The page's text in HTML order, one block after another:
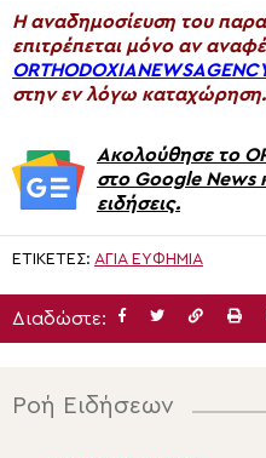
H αναδημοσίευση του
επιτρέπεται μόνο αν
στην εν λόγω καταχώρηση.
Ακολούθησε το
στο Google News
ειδήσεις.
ΕΤΙΚΈΤΕΣ: ΑΓΊΑ ΕΥΦΗΜΊΑ
Διαδώστε:
Ροή Ειδήσεων